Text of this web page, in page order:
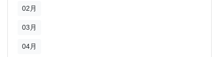
02月
03月
04月